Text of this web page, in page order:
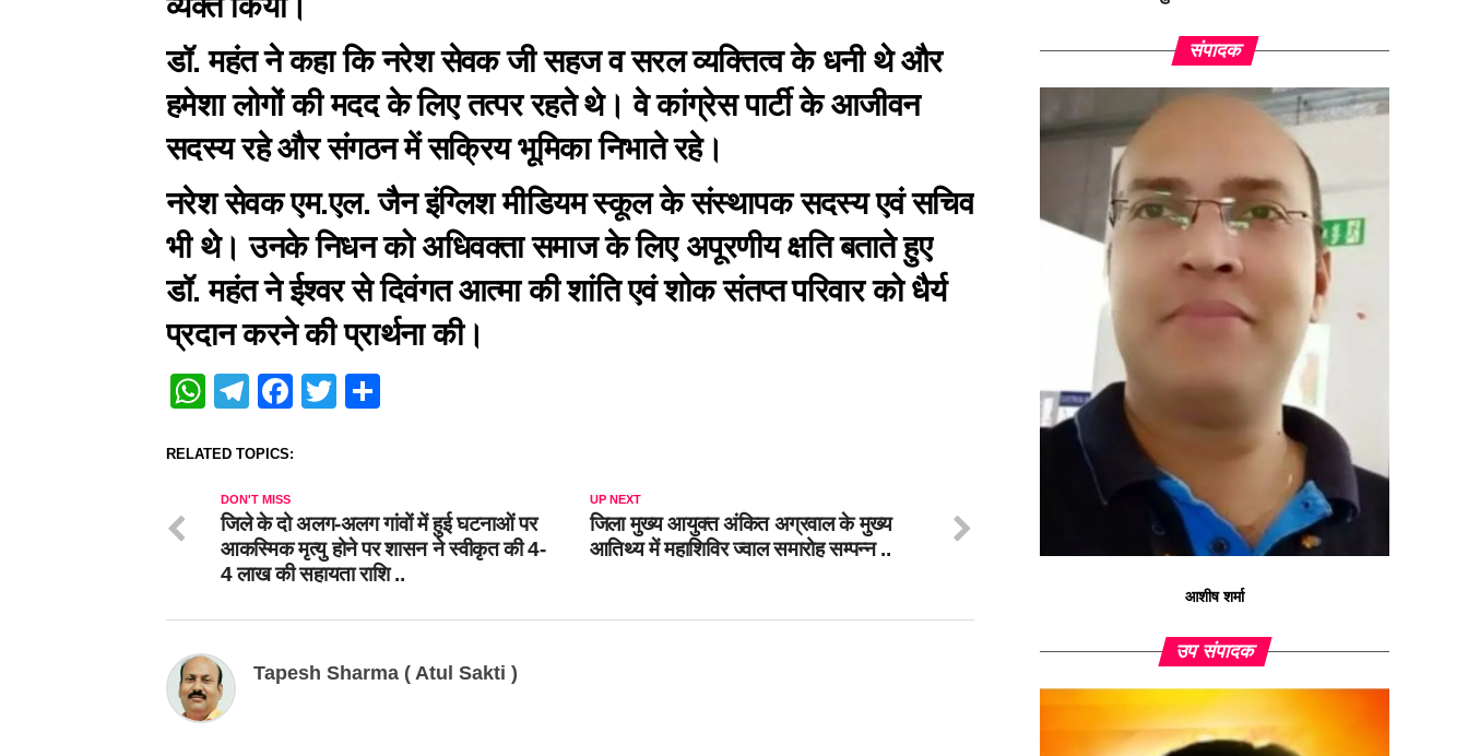
डॉ. महंत ने कहा कि नरेश सेवक जी सहज व सरल व्यक्तित्व के धनी थे और
हमेशा लोगों की मदद के लिए तत्पर रहते थे। वे कांग्रेस पार्टी के आजीवन
सदस्य रहे और संगठन में सक्रिय भूमिका निभाते रहे।
नरेश सेवक एम.एल. जैन इंग्लिश मीडियम स्कूल के संस्थापक सदस्य एवं सचिव
भी थे। उनके निधन को अधिवक्ता समाज के लिए अपूरणीय क्षति बताते हुए
डॉ. महंत ने ईश्वर से दिवंगत आत्मा की शांति एवं शोक संतप्त परिवार को धैर्य
प्रदान करने की प्रार्थना की।
WhatsApp
Telegram
Facebook
Twitter
RELATED TOPICS:
UP NEXT
जिला मुख्य आयुक्त अंकित अग्रवाल के मुख्य
आतिथ्य में महाशिविर ज्वाल समारोह सम्पन्न ..
DON'T MISS
जिले के दो अलग-अलग गांवों में हुई घटनाओं पर
आकस्मिक मृत्यु होने पर शासन ने स्वीकृत की 4-
4 लाख की सहायता राशि ..
Tapesh Sharma ( Atul Sakti )
संपादक
आशीष शर्मा
उप संपादक